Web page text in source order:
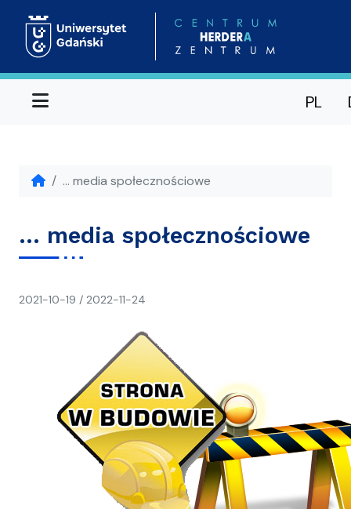
Menu PL
… media społecznościowe
… media społecznościowe
2021-10-19 / 2022-11-24